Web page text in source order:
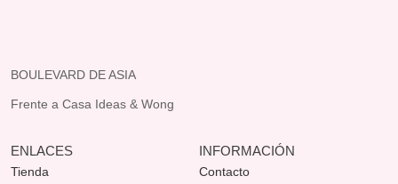
BOULEVARD DE ASIA
Frente a Casa Ideas & Wong
ENLACES
Tienda
INFORMACIÓN
Contacto